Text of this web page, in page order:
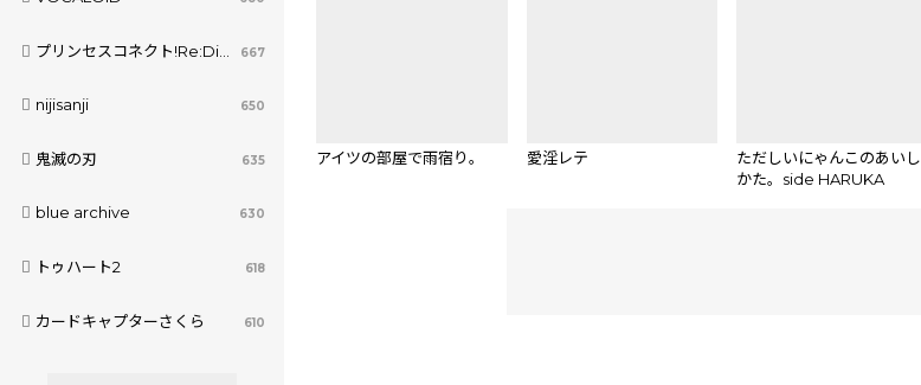
プリンセスコネクト!Re:Dive 667
nijisanji 650
鬼滅の刃 635
blue archive 630
トゥハート2 618
カードキャプターさくら 610
アイツの部屋で雨宿り。 愛淫レテ
ただしいにゃんこのあいし
かた。side HARUKA